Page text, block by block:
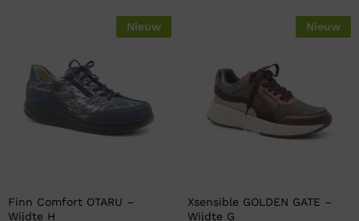
Nieuw
Finn Comfort OTARU –
Wijdte H
Nieuw
Xsensible GOLDEN GATE –
Wijdte G